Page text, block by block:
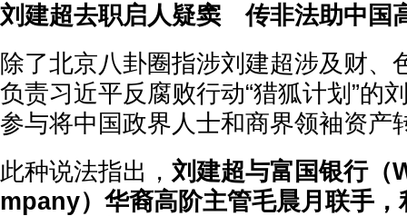
刘建超去职启人疑窦 传非法助中国
除了北京八卦圈指涉刘建超涉及财、
负责习近平反腐败行动“猎狐计划”的
参与将中国政界人士和商界领袖资产
此种说法指出， 刘建超与富国银行
mpany）华裔高阶主管毛晨月联手，